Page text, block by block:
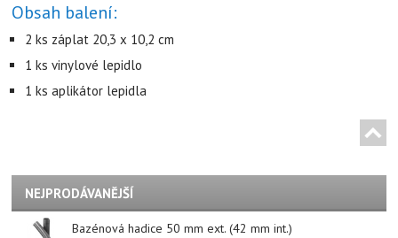
Obsah balení:
2 ks záplat 20,3 x 10,2 cm
1 ks vinylové lepidlo
1 ks aplikátor lepidla
NEJPRODÁVANĚJŠÍ
Bazénová hadice 50 mm ext. (42 mm int.)